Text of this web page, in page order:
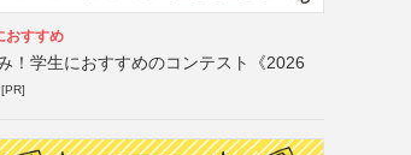
おすすめ
！学生におすすめのコンテスト《2026
[PR]